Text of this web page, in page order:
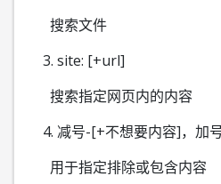
搜索文件
3. site: [+url]
搜索指定网页内的内容
4. 减号-[+不想要内容]，加
用于指定排除或包含内容